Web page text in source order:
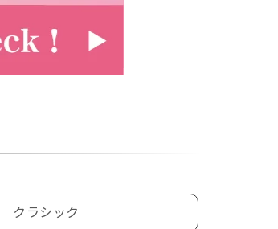
クラシック